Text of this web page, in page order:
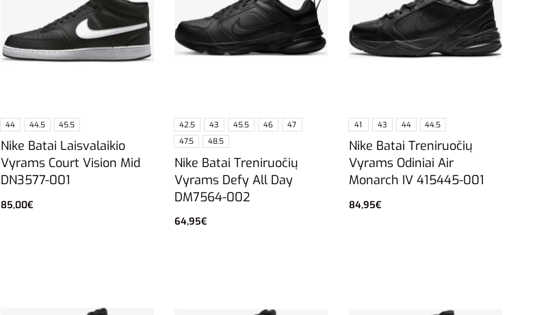
44 44.5 45.5
Nike Batai Laisvalaikio
Vyrams Court Vision Mid
DN3577-001
85,00€
42.5 43 45.5 46
47
47.5
48.5
Nike Batai Treniruočių
Vyrams Defy All Day
DM7564-002
64,95€
41 43 44 44.5
Nike Batai Treniruočių
Vyrams Odiniai Air
Monarch IV 415445-001
84,95€